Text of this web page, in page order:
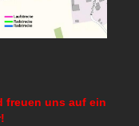
freuen uns auf ein